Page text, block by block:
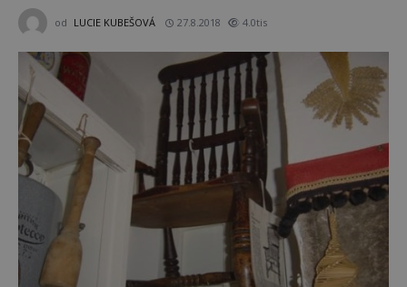
od LUCIE KUBEŠOVÁ 27.8.2018 4.0tis